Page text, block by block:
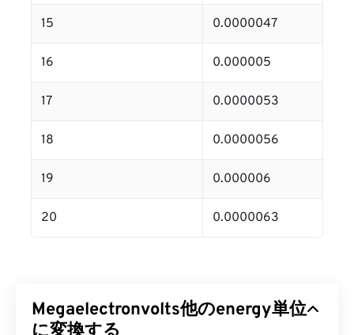
15 0.0000047
16 0.000005
17 0.0000053
18 0.0000056
19 0.000006
20 0.0000063
Megaelectronvolts他のenergy単位